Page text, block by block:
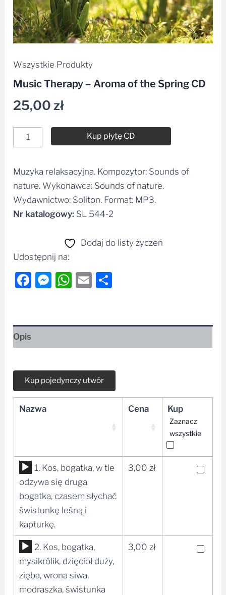
Wszystkie Produkty
Music Therapy – Aroma of the Spring CD
25,00zł
Kup płytę CD
Alternative:
Muzyka relaksacyjna. Kompozytor: Sounds of
nature. Wykonawca: Sounds of nature.
Wydawnictwo: Soliton. Format: MP3.
Nr katalogowy: SL 544-2
Dodaj do listy życzeń
Udostępnij na:
Facebook
Messenger
WhatsApp
Email
Opis
Nazwa Cena Kup
Zaznacz
wszystkie
Odtwarzacz
plików
dźwiękowych
1. Kos, bogatka, w tle
odzywa się druga
bogatka, czasem słychać
świstunkę leśną i
kapturkę.
3,00 zł
Odtwarzacz
plików
dźwiękowych
2. Kos, bogatka,
mysikrólik, dzięcioł duży,
zięba, wrona siwa,
modraszka, świstunka
3,00 zł